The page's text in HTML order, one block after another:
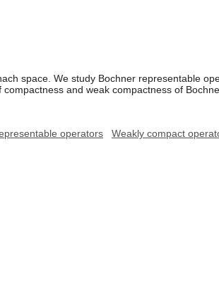
space. We study Bochner representable
and weak compactness of
operators Weakly compact